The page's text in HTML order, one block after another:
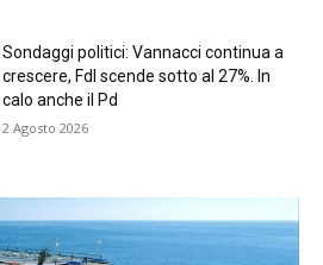
Sondaggi politici: Vannacci continua a
crescere, FdI scende sotto al 27%. In
calo anche il Pd
2 Agosto 2026